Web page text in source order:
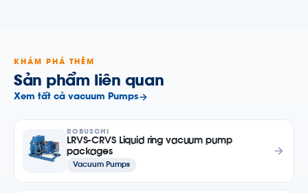
KHÁM PHÁ THÊM
Sản phẩm liên quan
Xem tất cả vacuum Pumps
ROBUSCHI
LRVS-CRVS Liquid ring vacuum pump
packages
Vacuum Pumps